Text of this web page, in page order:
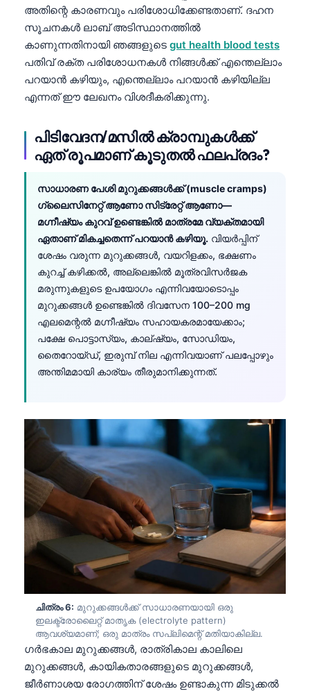
അതിന്റെ കാരണവും പരിശോധിക്കേണ്ടതാണ്. ദഹന
സൂചനകൾ ലാബ് അടിസ്ഥാനത്തിൽ
കാണുന്നതിനായി ഞങ്ങളുടെ gut health blood tests
പതിവ് രക്ത പരിശോധനകൾ നിങ്ങൾക്ക് എന്തെല്ലാം
പറയാൻ കഴിയും, എന്തെല്ലാം പറയാൻ കഴിയില്ല
എന്നത് ഈ ലേഖനം വിശദീകരിക്കുന്നു.
പിടിവേദന/മസിൽ ക്രാമ്പുകൾക്ക്
ഏത് രൂപമാണ് കൂടുതൽ ഫലപ്രദം?
സാധാരണ പേശി മുറുക്കങ്ങൾക്ക് (muscle cramps)
ഗ്ലൈസിനേറ്റ് ആണോ സിട്രേറ്റ് ആണോ—
മഗ്നീഷ്യം കുറവ് ഉണ്ടെങ്കിൽ മാത്രമേ വ്യക്തമായി
ഏതാണ് മികച്ചതെന്ന് പറയാൻ കഴിയൂ. വിയർപ്പിന്
ശേഷം വരുന്ന മുറുക്കങ്ങൾ, വയറിളക്കം, ഭക്ഷണം
കുറച്ച് കഴിക്കൽ, അല്ലെങ്കിൽ മൂത്രവിസർജക
മരുന്നുകളുടെ ഉപയോഗം എന്നിവയോടൊപ്പം
മുറുക്കങ്ങൾ ഉണ്ടെങ്കിൽ ദിവസേന 100–200 mg
എലമെന്റൽ മഗ്നീഷ്യം സഹായകരമായേക്കാം;
പക്ഷേ പൊട്ടാസ്യം, കാല്ഷ്യം, സോഡിയം,
തൈറോയ്ഡ്, ഇരുമ്പ് നില എന്നിവയാണ് പലപ്പോഴും
അന്തിമമായി കാര്യം തീരുമാനിക്കുന്നത്.
ചിത്രം 6: മുറുക്കങ്ങൾക്ക് സാധാരണയായി ഒരു
ഇലക്ട്രോലൈറ്റ് മാതൃക (electrolyte pattern)
ആവശ്യമാണ്; ഒരു മാത്രം സപ്ലിമെന്റ് മതിയാകില്ല.
ഗർഭകാല മുറുക്കങ്ങൾ, രാത്രികാല കാലിലെ
മുറുക്കങ്ങൾ, കായികതാരങ്ങളുടെ മുറുക്കങ്ങൾ,
ജീർണാശയ രോഗത്തിന് ശേഷം ഉണ്ടാകുന്ന മിടുക്കൽ
ဗမာစာ
ភាសាខ្មែរ
Kiswahili
አማርኛ
Українська
O‘zbekcha
Català
Қазақ тілі
Suomi
Hrvatski
پښتو
سنڌي
සිංහල
অসমীয়া
Galego
Latviešu valoda
Македонски јазик
Euskara
Gàidhlig
العربية المغربية
Монгол
ພາສາລາວ
Basa Jawa
Cebuano
ئۇيغۇرچە